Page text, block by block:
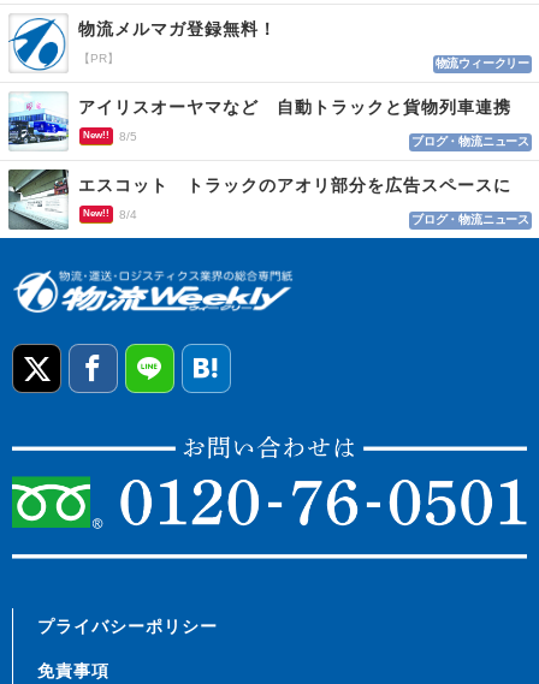
物流メルマガ登録無料！
【PR】 物流ウィークリー
アイリスオーヤマなど 自動トラックと貨物列車連携
New!! 8/5 ブログ・物流ニュース
エスコット トラックのアオリ部分を広告スペースに
New!! 8/4 ブログ・物流ニュース
プライバシーポリシー
免責事項